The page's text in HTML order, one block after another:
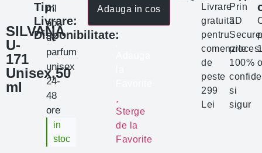
SILVANA
U-
171
Unisex,50
ml
Tip:
Livrare:
Disponibilitate:
ml
apa
de
parfum
unisex
24-
48
ore
in
stoc
Adauga in cos
Sterge
de la
Favorite
Livrare
gratuita
pentru
comenzile
de
peste
299
Lei
Prin
3D
100%
si
sigur